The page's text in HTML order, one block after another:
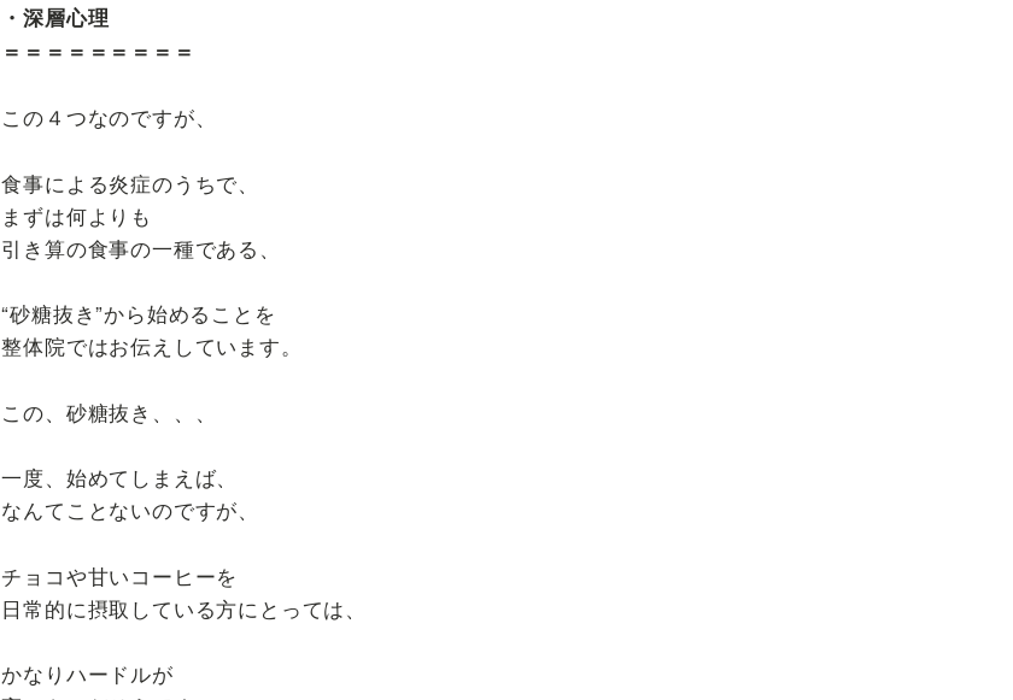
・深層心理
＝＝＝＝＝＝＝＝＝
この４つなのですが、
食事による炎症のうちで、
まずは何よりも
引き算の食事の一種である、
“砂糖抜き”から始めることを
整体院ではお伝えしています。
この、砂糖抜き、、、
一度、始めてしまえば、
なんてことないのですが、
チョコや甘いコーヒーを
日常的に摂取している方にとっては、
かなりハードルが